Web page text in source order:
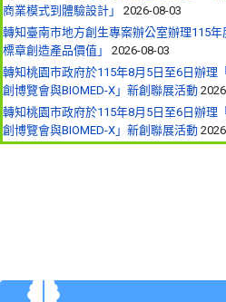
商業模式到體驗設計」
2026-08-03
轉知臺南市地方創生專案辦公室辦理115
標章創造產品價值」
2026-08-03
轉知桃園市政府於115年8月5日至6日辦理
創博覽會與BIOMED-X」新創聯展活動
轉知桃園市政府於115年8月5日至6日辦理
創博覽會與BIOMED-X」新創聯展活動